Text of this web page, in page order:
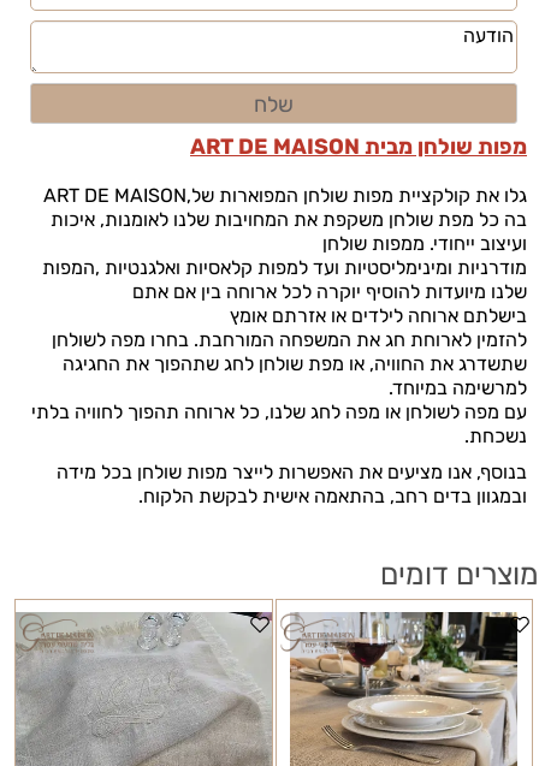
מפות שולחן מבית ART DE MAISON
גלו את קולקציית מפות שולחן המפוארות שלART DE MAISON,
בה כל מפת שולחן משקפת את המחויבות שלנו לאומנות, איכות
ועיצוב ייחודי. ממפות שולחן
מודרניות ומינימליסטיות ועד למפות קלאסיות ואלגנטיות ,המפות
שלנו מיועדות להוסיף יוקרה לכל ארוחה בין אם אתם
בישלתם ארוחה לילדים או אזרתם אומץ
להזמין לארוחת חג את המשפחה המורחבת. בחרו מפה לשולחן
שתשדרג את החוויה, או מפת שולחן לחג שתהפוך את החגיגה
למרשימה במיוחד.
עם מפה לשולחן או מפה לחג שלנו, כל ארוחה תהפוך לחוויה בלתי
נשכחת.
בנוסף, אנו מציעים את האפשרות לייצר מפות שולחן בכל מידה
ובמגוון בדים רחב, בהתאמה אישית לבקשת הלקוח.
מוצרים דומים